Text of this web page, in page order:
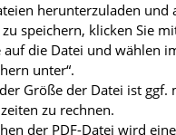
herunterzuladen und
speichern, klicken Sie
auf die Datei und wählen
unter“.
Größe der Datei ist ggf.
zu rechnen.
der PDF-Datei wird